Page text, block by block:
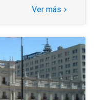
Ver más keyboard_arrow_right